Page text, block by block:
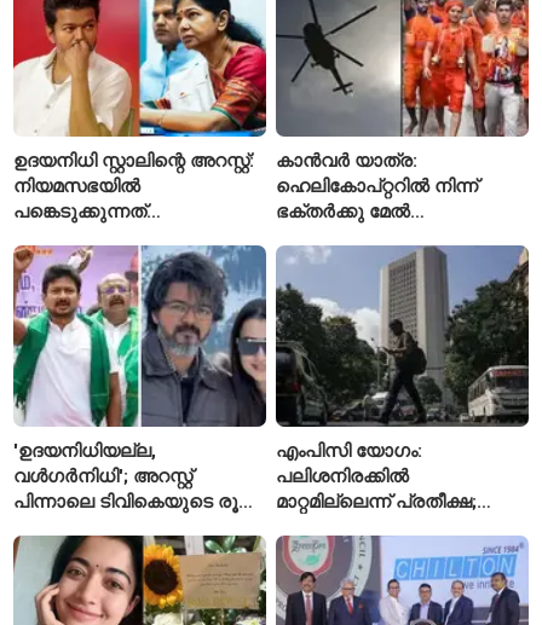
ഉദയനിധി സ്റ്റാലിന്റെ അറസ്റ്റ്:
നിയമസഭയിൽ
പങ്കെടുക്കുന്നത്
കനിമൊഴി
കാൻവർ യാത്ര:
ഹെലികോപ്റ്ററിൽ നിന്ന്
ഭക്തർക്കു മേൽ
ഉത്തർപ്രദേശ് സർക്കാർ
'ഉദയനിധിയല്ല,
വൾഗർനിധി'; അറസ്റ്റ്
പിന്നാലെ ടിവികെയുടെ രൂക്ഷ
എംപിസി യോഗം:
പലിശനിരക്കിൽ
മാറ്റമില്ലെന്ന് പ്രതീക്ഷ;
ജാഗ്രതയോടെ ആർബിഐ